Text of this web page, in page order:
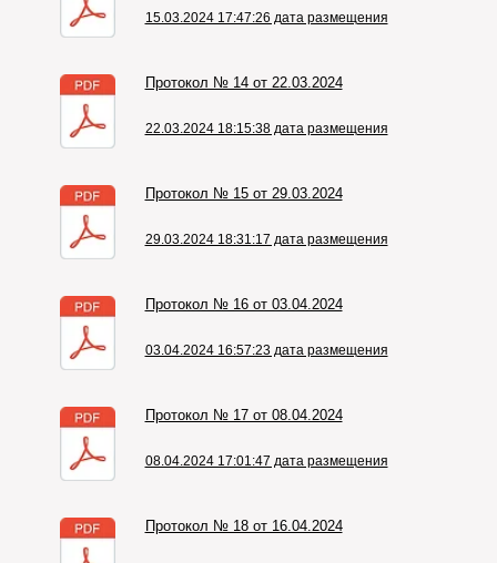
15.03.2024 17:47:26 дата размещения
Протокол № 14 от 22.03.2024
22.03.2024 18:15:38 дата размещения
Протокол № 15 от 29.03.2024
29.03.2024 18:31:17 дата размещения
Протокол № 16 от 03.04.2024
03.04.2024 16:57:23 дата размещения
Протокол № 17 от 08.04.2024
08.04.2024 17:01:47 дата размещения
Протокол № 18 от 16.04.2024